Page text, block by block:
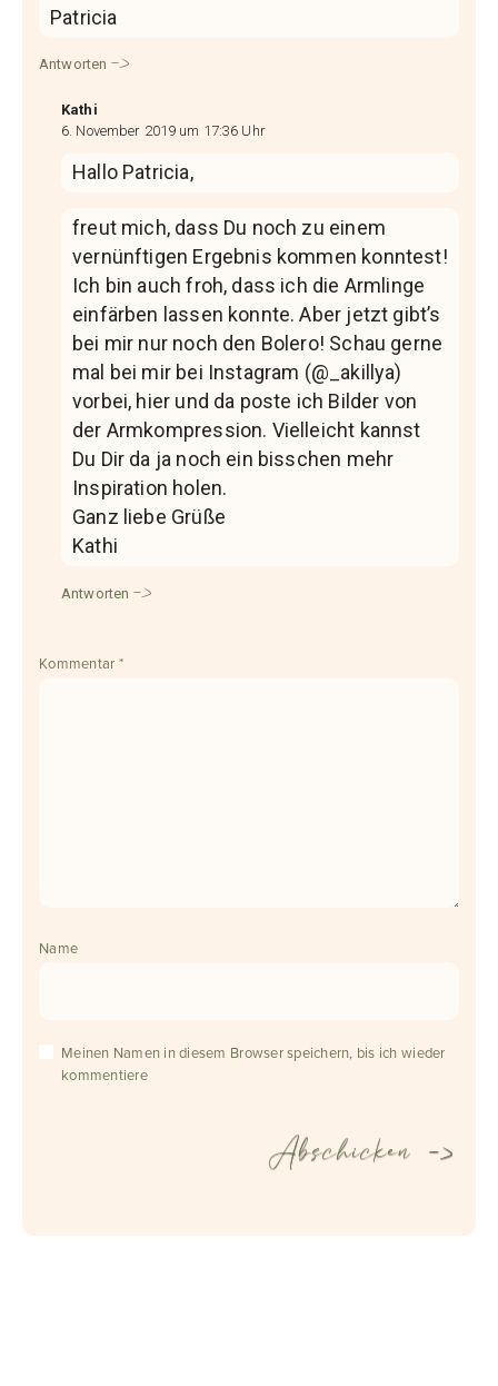
Patricia
Antworten
Kathi
6. November 2019 um 17:36 Uhr
Hallo Patricia,
freut mich, dass Du noch zu einem
vernünftigen Ergebnis kommen konntest!
Ich bin auch froh, dass ich die Armlinge
einfärben lassen konnte. Aber jetzt gibt’s
bei mir nur noch den Bolero! Schau gerne
mal bei mir bei Instagram (@_akillya)
vorbei, hier und da poste ich Bilder von
der Armkompression. Vielleicht kannst
Du Dir da ja noch ein bisschen mehr
Inspiration holen.
Ganz liebe Grüße
Kathi
Antworten
Kommentar *
Name
Meinen Namen in diesem Browser speichern, bis ich wieder
kommentiere